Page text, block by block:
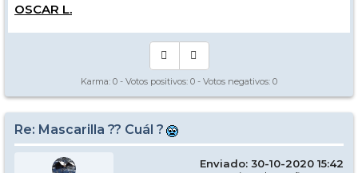
OSCAR L.
Karma: 0 - Votos positivos: 0 - Votos negativos: 0
Re: Mascarilla ?? Cuál ?
Enviado: 30-10-2020 15:42